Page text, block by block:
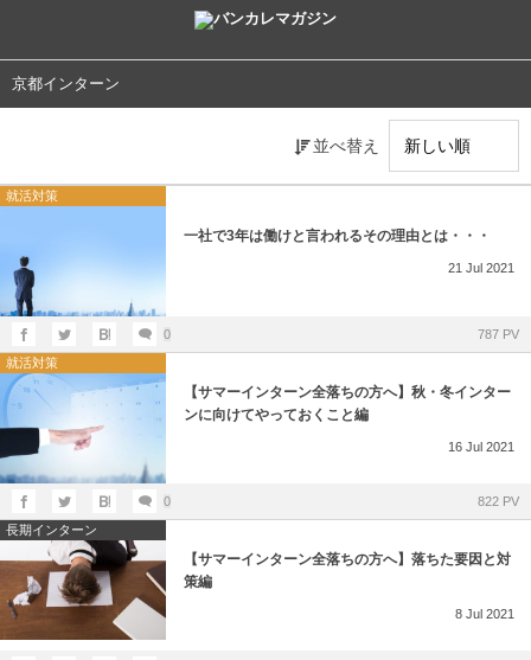
京都インターン
並べ替え
就活対策
一社で3年は働けと言われるその理由とは・・・
21 Jul 2021
0
787 PV
就活対策
【サマーインターン全落ちの方へ】秋・冬インター
ンに向けてやっておくこと編
16 Jul 2021
0
822 PV
長期インターン
【サマーインターン全落ちの方へ】落ちた要因と対
策編
8 Jul 2021